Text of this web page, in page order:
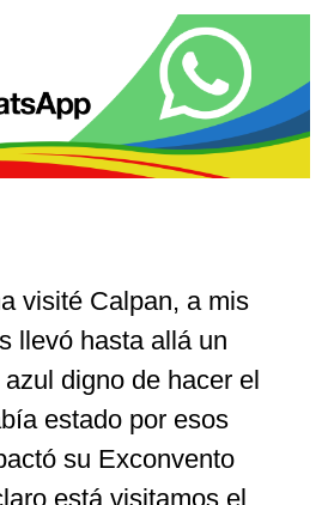
visité Calpan, a mis
llevó hasta allá un
digno de hacer el
estado por esos
su Exconvento
está visitamos el